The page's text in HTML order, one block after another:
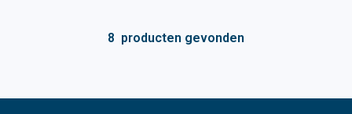
8 producten gevonden